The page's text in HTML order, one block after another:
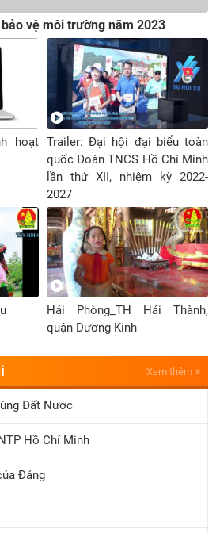
vệ môi trường năm 2023
hoạt Trailer: Đại hội đại biểu toàn
quốc Đoàn TNCS Hồ Chí Minh
lần thứ XII, nhiệm kỳ 2022-
2027
Hải Phòng_TH Hải Thành,
quận Dương Kinh
Xem thêm
Đất Nước
Hồ Chí Minh
Đảng